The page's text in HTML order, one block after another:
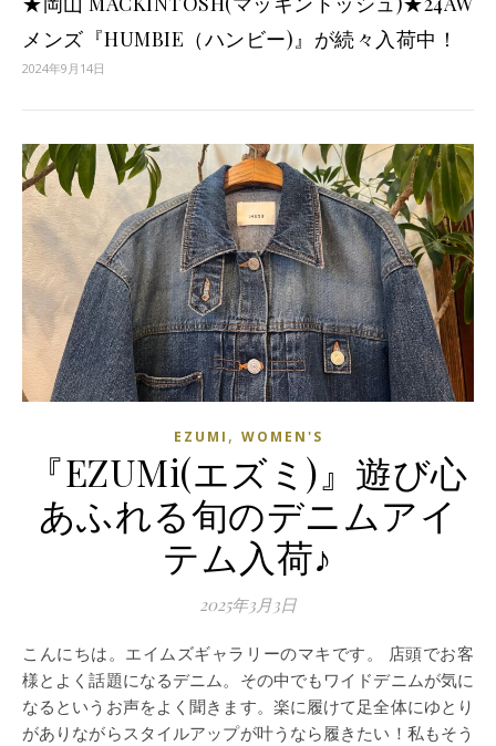
メンズ『HUMBIE（ハンビー)』が続々入荷中！
2024年9月14日
EZUMI , WOMEN'S
『EZUMi(エズミ)』遊び心
あふれる旬のデニムアイ
テム入荷♪
2025年3月3日
こんにちは。エイムズギャラリーのマキです。 店頭でお客
様とよく話題になるデニム。その中でもワイドデニムが気に
なるというお声をよく聞きます。楽に履けて足全体にゆとり
がありながらスタイルアップが叶うなら履きたい！私もそう